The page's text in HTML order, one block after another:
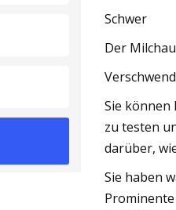
Schwer
Der
Sie können
zu testen
darüber,
Sie haben